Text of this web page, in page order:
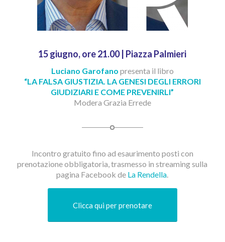
15 giugno, ore 21.00 | Piazza Palmieri
Luciano Garofano presenta il libro
“LA FALSA GIUSTIZIA. LA GENESI DEGLI ERRORI
GIUDIZIARI E COME PREVENIRLI”
Modera Grazia Errede
Incontro gratuito fino ad esaurimento posti con
prenotazione obbligatoria, trasmesso in streaming sulla
pagina Facebook de La Rendella.
Clicca qui per prenotare